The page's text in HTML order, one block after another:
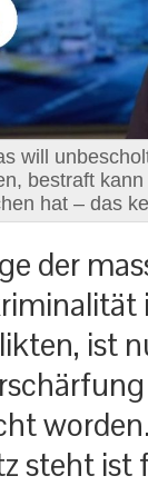
will
bestraft
hat – das
der
ist
steht ist